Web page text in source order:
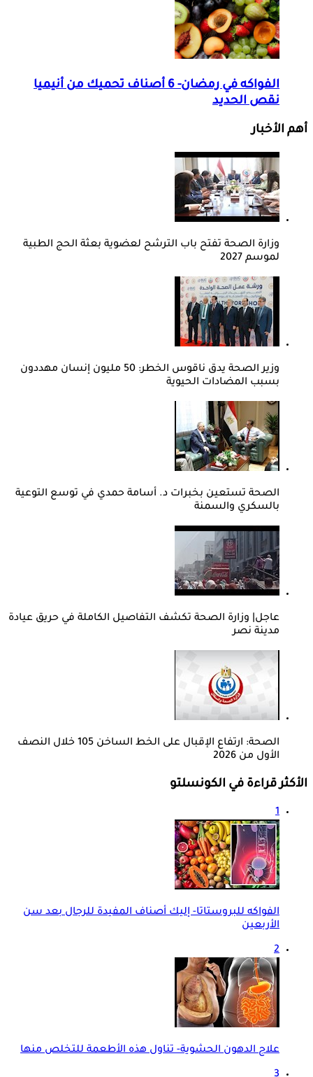
الفواكه في رمضان- 6 أصناف تحميك من أنيميا
نقص الحديد
أهم الأخبار
وزارة الصحة تفتح باب الترشح لعضوية بعثة الحج الطبية
لموسم 2027
وزير الصحة يدق ناقوس الخطر: 50 مليون إنسان مهددون
بسبب المضادات الحيوية
الصحة تستعين بخبرات د. أسامة حمدي في توسع التوعية
بالسكري والسمنة
عاجل| وزارة الصحة تكشف التفاصيل الكاملة في حريق عيادة
مدينة نصر
الصحة: ارتفاع الإقبال على الخط الساخن 105 خلال النصف
الأول من 2026
الأكثر قراءة في الكونسلتو
1
الفواكه للبروستاتا- إليك أصناف المفيدة للرجال بعد سن
الأربعين
2
علاج الدهون الحشوية- تناول هذه الأطعمة للتخلص منها
3